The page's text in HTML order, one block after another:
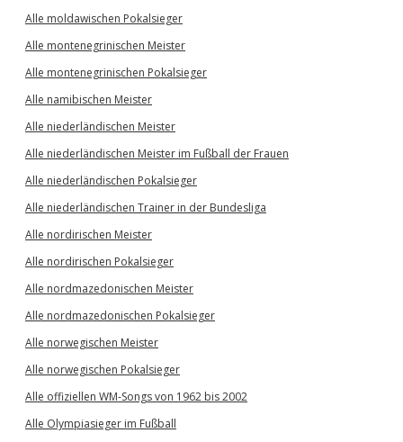
Alle moldawischen Pokalsieger
Alle montenegrinischen Meister
Alle montenegrinischen Pokalsieger
Alle namibischen Meister
Alle niederländischen Meister
Alle niederländischen Meister im Fußball der Frauen
Alle niederländischen Pokalsieger
Alle niederländischen Trainer in der Bundesliga
Alle nordirischen Meister
Alle nordirischen Pokalsieger
Alle nordmazedonischen Meister
Alle nordmazedonischen Pokalsieger
Alle norwegischen Meister
Alle norwegischen Pokalsieger
Alle offiziellen WM-Songs von 1962 bis 2002
Alle Olympiasieger im Fußball